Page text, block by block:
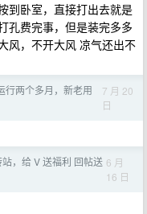
到卧室，直接打出去就是
孔费完事，但是装完多多
风，不开大风 凉气还出不
行两个多月，新老用
7 月 20
日
，给 V 送福利 回帖送 6 月
16 日